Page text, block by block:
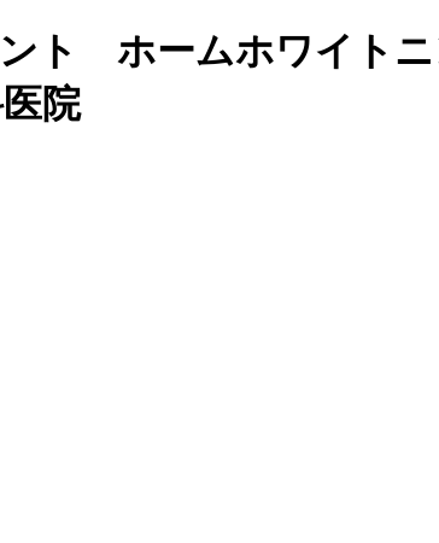
ト ホームホワイト
院